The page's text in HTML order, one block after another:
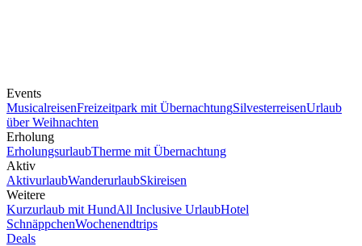
Events
MusicalreisenFreizeitpark mit ÜbernachtungSilvesterreisenUrlaub
über Weihnachten
Erholung
ErholungsurlaubTherme mit Übernachtung
Aktiv
AktivurlaubWanderurlaubSkireisen
Weitere
Kurzurlaub mit HundAll Inclusive UrlaubHotel
SchnäppchenWochenendtrips
Deals